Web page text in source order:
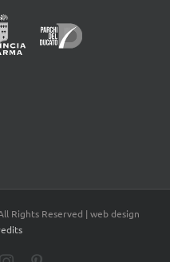
Rights Reserved | web design